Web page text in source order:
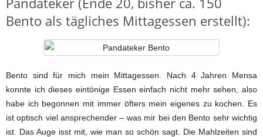
Bento als tägliches Mittagessen erstellt):
Bento sind für mich mein Mittagessen. Nach 4 Jahren Mensa
konnte ich dieses eintönige Essen einfach nicht mehr sehen, also
habe ich begonnen mit immer öfters mein eigenes zu kochen. Es
ist optisch viel ansprechender – was mir bei den Bento sehr wichtig
ist. Das Auge isst mit, wie man so schön sagt. Die Mahlzeiten sind